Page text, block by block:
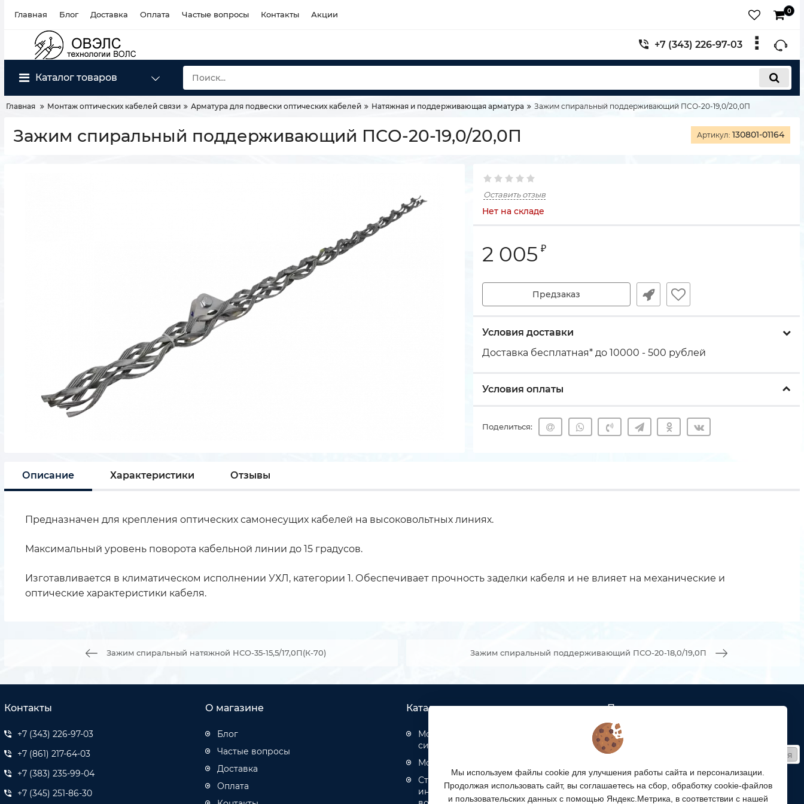
Главная Блог Доставка Оплата Частые вопросы Контакты Акции 0
+7 (343) 226-97-03
Каталог товаров
Главная Монтаж оптических кабелей связи Арматура для подвески оптических кабелей Натяжная и поддерживающая арматура Зажим спиральный поддерживающий ПСО-20-19,0/20,0П
Зажим спиральный поддерживающий ПСО-20-19,0/20,0П Артикул: 130801-01164
Оставить отзыв
Нет на складе
2 005 ₽
Предзаказ
Условия доставки
Доставка бесплатная* до 10000 - 500 рублей
Условия оплаты
Поделиться:
Описание Характеристики Отзывы
Предназначен для крепления оптических самонесущих кабелей на высоковольтных линиях.
Максимальный уровень поворота кабельной линии до 15 градусов.
Изготавливается в климатическом исполнении УХЛ, категории 1. Обеспечивает прочность заделки кабеля и не влияет на механические и
оптические характеристики кабеля.
Зажим спиральный натяжной НСО-35-15,5/17,0П(К-70) Зажим спиральный поддерживающий ПСО-20-18,0/19,0П
Контакты
+7 (343) 226-97-03
+7 (861) 217-64-03
+7 (383) 235-99-04
+7 (345) 251-86-30
О магазине
Блог
Частые вопросы
Доставка
Оплата
Каталог товаров
Монтаж структурированных кабельных
систем
Монтаж оптических кабелей связи
Строительство инженерной
инфраструктуры связи, энергетики,
Подписка
Получайте только полезные статьи!
Подписаться
Согласен на обработку персональных данных
Мы в соцсетях:
Мы используем файлы cookie для улучшения работы сайта и персонализации.
Продолжая использовать сайт, вы соглашаетесь на сбор, обработку cookie-файлов
и пользовательских данных с помощью Яндекс.Метрика, в соответствии с нашей